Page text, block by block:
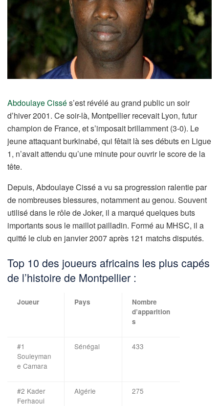
Abdoulaye Cissés’est révélé au grand public un soir
d’hiver 2001. Ce soir-là, Montpellier recevait Lyon, futur
champion de France, et s’imposait brillamment (3-0). Le
jeune attaquant burkinabé, qui fêtait là ses débuts en Ligue
1, n’avait attendu qu’une minute pour ouvrir le score de la
tête.
Depuis, Abdoulaye Cissé a vu sa progression ralentie par
de nombreuses blessures, notamment au genou. Souvent
utilisé dans le rôle de Joker, il a marqué quelques buts
importants sous le maillot pailladin. Formé au MHSC, il a
quitté le club en janvier 2007 après 121 matchs disputés.
Top 10 des joueurs africains les plus capés
de l’histoire de Montpellier :
Joueur Pays
Nombre
d’apparition
s
#1
Souleyman
e Camara
Sénégal 433
#2 Kader
Ferhaoui
Algérie 275